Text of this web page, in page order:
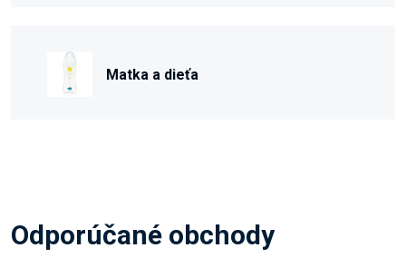
Matka a dieťa
Odporúčané obchody